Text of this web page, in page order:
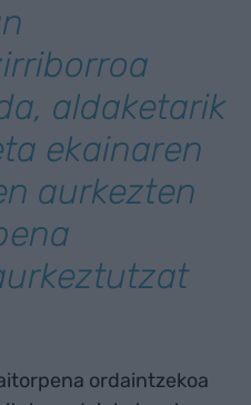
aldaketarik
ekainaren
aurkezten
ordaintzekoa